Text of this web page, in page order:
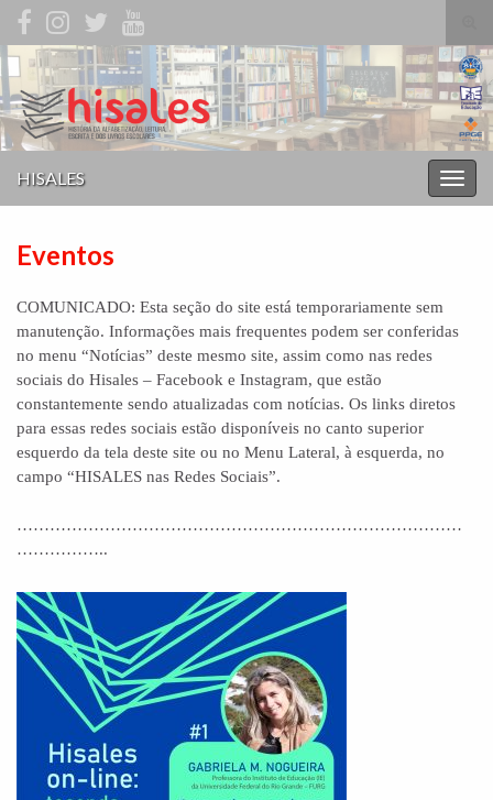
de
Search for:
HISALES
Eventos
COMUNICADO: Esta seção do site está temporariamente sem
manutenção. Informações mais frequentes podem ser conferidas
no menu “Notícias” deste mesmo site, assim como nas redes
sociais do Hisales – Facebook e Instagram, que estão
constantemente sendo atualizadas com notícias. Os links diretos
para essas redes sociais estão disponíveis no canto superior
esquerdo da tela deste site ou no Menu Lateral, à esquerda, no
campo “HISALES nas Redes Sociais”.
………………………………………………………………………
……………..